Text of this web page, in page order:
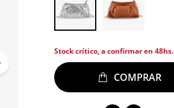
Stock crítico, a confirmar en 48hs.